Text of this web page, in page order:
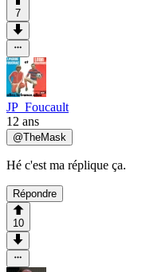
7
JP_Foucault
12 ans
@TheMask
Hé c'est ma réplique ça.
Répondre
10